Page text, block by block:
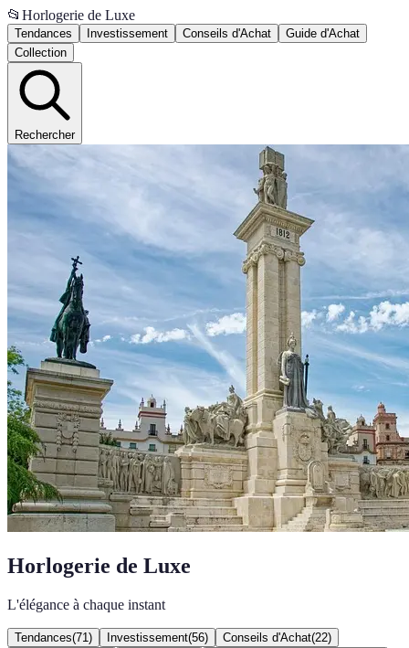
📂 Horlogerie de Luxe
Tendances Investissement Conseils d'Achat
Guide d'Achat
Collection
Rechercher
Horlogerie de Luxe
L'élégance à chaque instant
Tendances(71 ) Investissement(56) Conseils d'Achat(22)